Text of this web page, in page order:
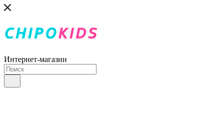
Интернет-магазин